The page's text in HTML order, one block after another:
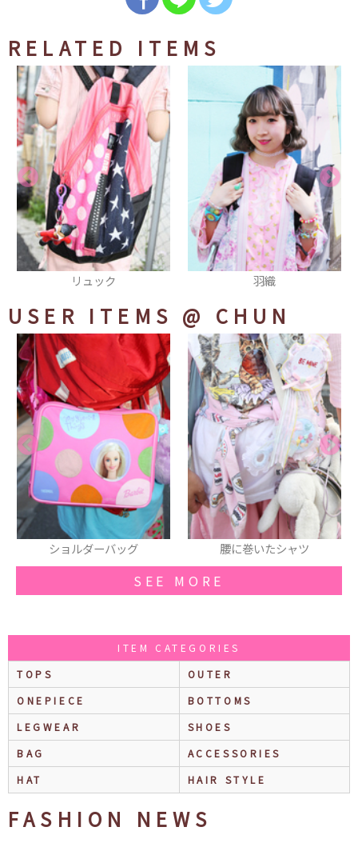
RELATED ITEMS
羽織 ニーハイソックス
USER ITEMS @ CHUN
腰に巻いたシャツ ネックレス
SEE MORE
ITEM CATEGORIES
TOPS
OUTER
ONEPIECE
BOTTOMS
LEGWEAR
SHOES
BAG
ACCESSORIES
HAT
HAIR STYLE
FASHION NEWS